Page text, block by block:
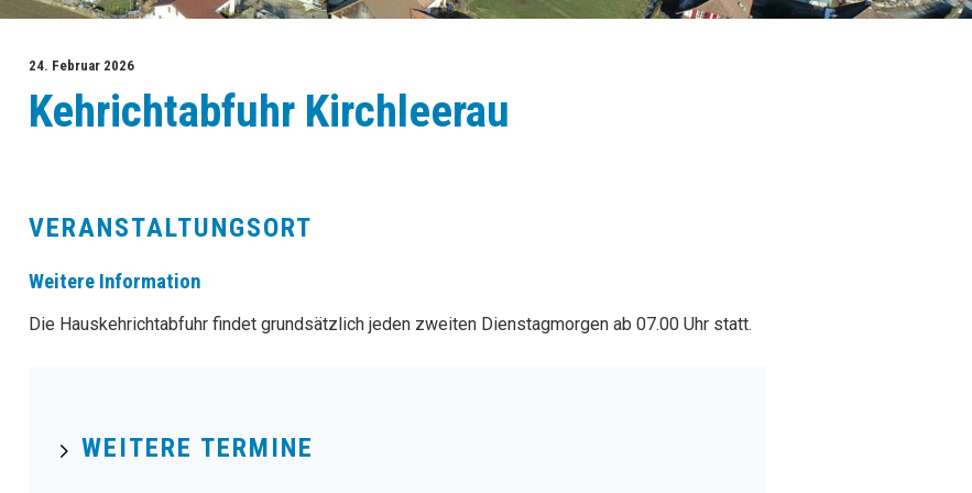
Kehrichtabfuhr Kirchleerau
24. Februar 2026
VERANSTALTUNGSORT
Weitere Information
Die Hauskehrichtabfuhr findet grundsätzlich jeden zweiten Dienstagmorgen ab 07.00 Uhr statt.
WEITERE TERMINE